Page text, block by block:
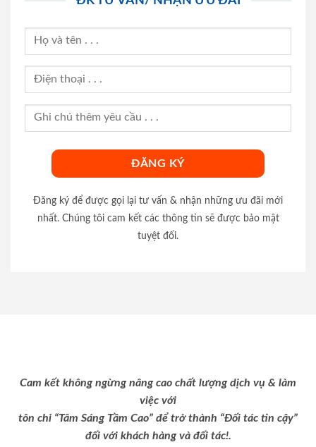
Đăng ký để được gọi lại tư vấn & nhận những ưu đãi mới
nhất. Chúng tôi cam kết các thông tin sẽ được bảo mật
tuyệt đối.
Cam kết không ngừng nâng cao chất lượng dịch vụ & làm
việc với
tôn chỉ “Tâm Sáng Tầm Cao” để trở thành “Đối tác tin cậy”
đối với khách hàng và đối tác!.